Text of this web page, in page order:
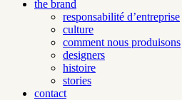
the brand
responsabilité d’entreprise
culture
comment nous produisons
designers
histoire
stories
contact